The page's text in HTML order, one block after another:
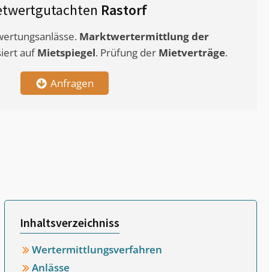
Rastorf
Marktwertermittlungder
aufMietspiegel. Prüfung der Mietverträge.
Anfragen
Inhaltsverzeichniss
Wertermittlungsverfahren
Anlässe